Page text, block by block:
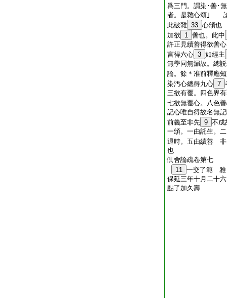
爲三門。謂染･善･
者。是雜心頌｣ 論
此破雜 33 心頌也
加欲
1 善也。此中
許正見續善得欲
言得六心 3 如經主
無學同無漏故。總
論。餘＊准前釋應
染汚心總得九心 7
三欲有覆。四色界
七欲無覆心。八色
記心唯自得故名
前義至非先 9 不成
一頌。一由託生。
退時。五由續善 非
也
倶舍論疏卷第七
11 一交了範 雅
保延三年十月二十
點了 加久壽